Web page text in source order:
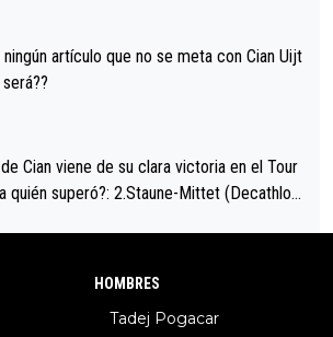
poner a Del Toro con calzador en posi
Pojacar se van complicar el tour.
artículo que no se meta con Cian Uijt
Cian viene de su clara victoria en el Tour
quién superó?: 2.Staune-Mittet (Decathlon,
9. Van Belle (Visma), 10. Vacek (Li
HOMBRES
Tadej Pogacar